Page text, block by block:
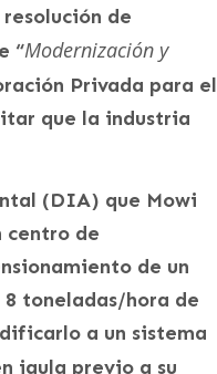
de
“Modernización y
Privada para el
que la industria
(DIA) que Mowi
centro de
de un
toneladas/hora de
a un sistema
jaula previo a su